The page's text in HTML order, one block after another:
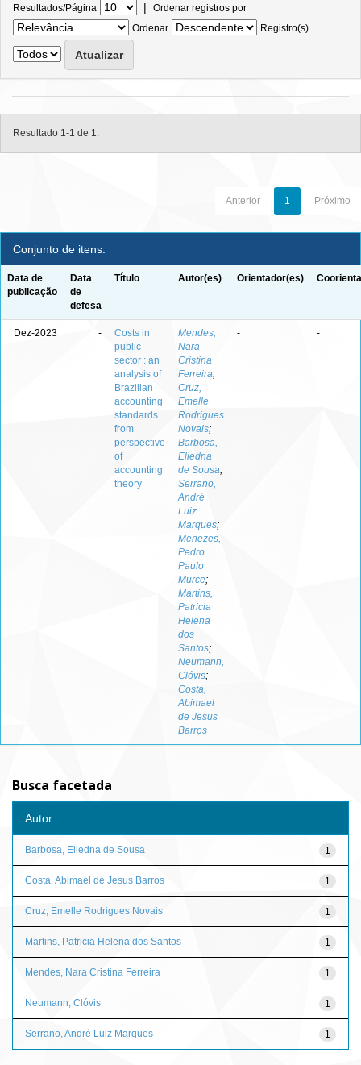
Resultados/Página | Ordenar registros por
Ordenar
Registro(s)
Resultado 1-1 de 1.
Anterior 1 Próximo
Conjunto de itens:
Data de
publicação
Data
de
defesa
Título Autor(es) Orientador(es)
Dez-2023 -
Costs in
public
sector : an
analysis of
Brazilian
accounting
standards
from
perspective
of
accounting
theory
Mendes,
Nara
Cristina
Ferreira;
Cruz,
Emelle
Rodrigues
Novais;
Barbosa,
Eliedna
de Sousa;
Serrano,
André
Luiz
Marques;
Menezes,
Pedro
Paulo
Murce;
Martins,
Patricia
Helena
dos
Santos;
Neumann,
Clóvis;
Costa,
Abimael
de Jesus
Barros
- -
Busca facetada
Autor
1
Barbosa, Eliedna de Sousa
1
Costa, Abimael de Jesus Barros
1
Cruz, Emelle Rodrigues Novais
1
Martins, Patricia Helena dos Santos
1
Mendes, Nara Cristina Ferreira
1
Neumann, Clóvis
1
Serrano, André Luiz Marques